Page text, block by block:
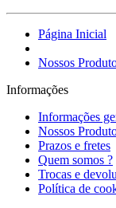
Página Inicial
Nossos
Informações
Informações
Nossos
Prazos e fretes
Quem somos ?
Trocas e
Política de